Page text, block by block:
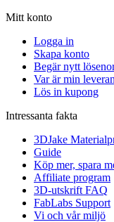
Mitt konto
Logga in
Skapa konto
Begär nytt
Var är min
Lös in kupong
Intressanta fakta
3DJake
Guide
Köp mer, spara
Affiliate program
3D-utskrift FAQ
FabLabs Support
Vi och vår miljö